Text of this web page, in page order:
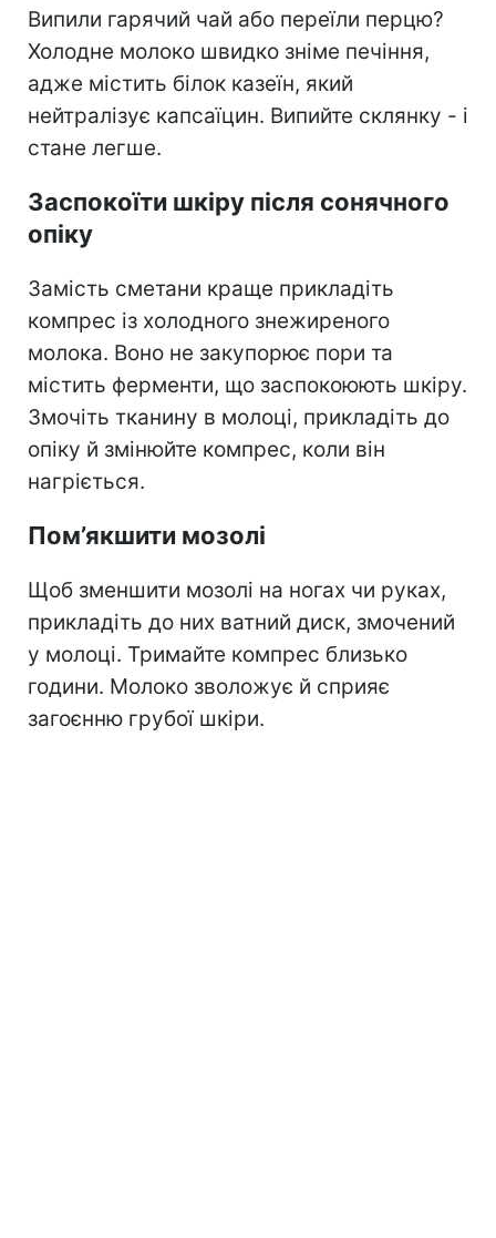
Випили гарячий чай або переїли перцю?
Холодне молоко швидко зніме печіння,
адже містить білок казеїн, який
нейтралізує капсаїцин. Випийте склянку - і
стане легше.
Заспокоїти шкіру після сонячного
опіку
Замість сметани краще прикладіть
компрес із холодного знежиреного
молока. Воно не закупорює пори та
містить ферменти, що заспокоюють шкіру.
Змочіть тканину в молоці, прикладіть до
опіку й змінюйте компрес, коли він
нагріється.
Пом’якшити мозолі
Щоб зменшити мозолі на ногах чи руках,
прикладіть до них ватний диск, змочений
у молоці. Тримайте компрес близько
години. Молоко зволожує й сприяє
загоєнню грубої шкіри.